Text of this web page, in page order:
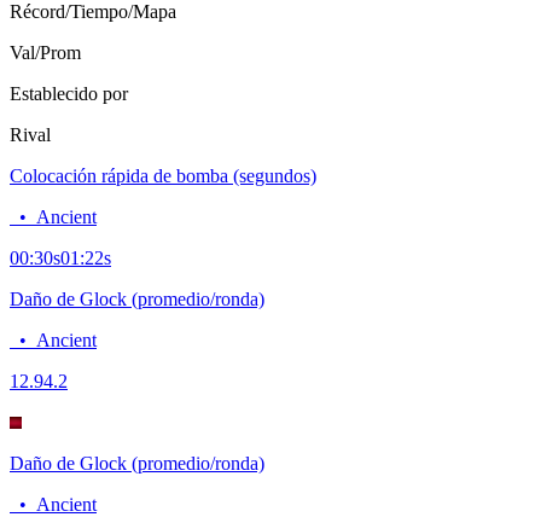
Récord/Tiempo/Mapa
Val/Prom
Establecido por
Rival
Colocación rápida de bomba (segundos)
• Ancient
00:30s01:22s
Daño de Glock (promedio/ronda)
• Ancient
12.94.2
Daño de Glock (promedio/ronda)
• Ancient